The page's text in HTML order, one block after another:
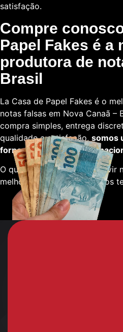
satisfação.
Compre
Papel Fakes é a
produtora de
Brasil
La Casa de Papel Fakes é o
notas falsas em Nova Canaã –
compra simples, entrega
qualidade e satisfação, somos
fornecedores em escala
O que está esperando para vir
melhor sobre como podemos